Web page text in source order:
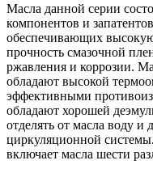
Масла данной серии
компонентов и
обеспечивающих
прочность смазочной
ржавления и коррозии.
обладают высокой
эффективными
обладают хорошей
отделять от масла воду и
циркуляционной
включает масла шести